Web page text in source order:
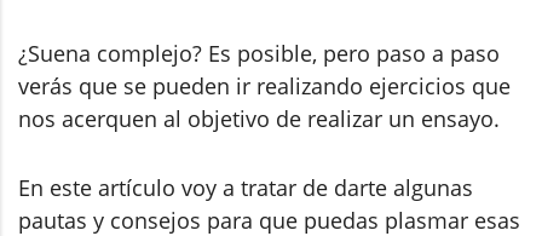
¿Suena complejo? Es posible, pero paso a paso
verás que se pueden ir realizando ejercicios que
nos acerquen al objetivo de realizar un ensayo.
En este artículo voy a tratar de darte algunas
pautas y consejos para que puedas plasmar esas